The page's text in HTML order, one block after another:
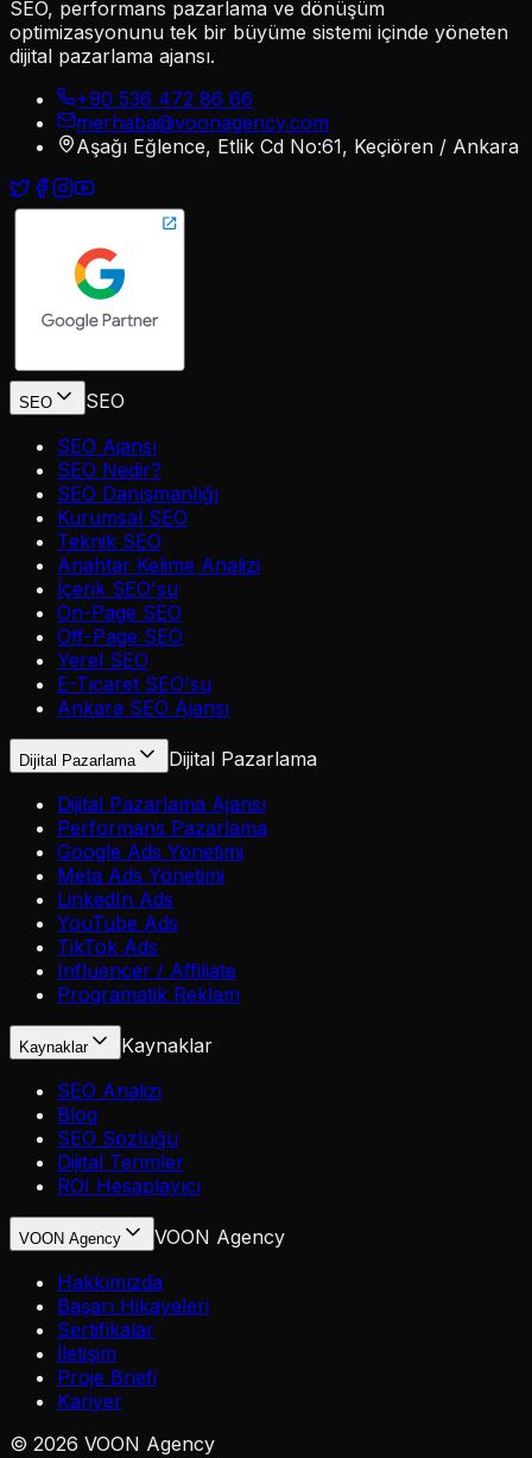
SEO, performans pazarlama ve dönüşüm
optimizasyonunu tek bir büyüme sistemi içinde yöneten
dijital pazarlama ajansı.
+90 536 472 86 66
merhaba@voonagency.com
Aşağı Eğlence, Etlik Cd No:61, Keçiören / Ankara
SEO
SEO
SEO Ajansı
SEO Nedir?
SEO Danışmanlığı
Kurumsal SEO
Teknik SEO
Anahtar Kelime Analizi
İçerik SEO'su
On-Page SEO
Off-Page SEO
Yerel SEO
E-Ticaret SEO'su
Ankara SEO Ajansı
Dijital Pazarlama
Dijital Pazarlama
Dijital Pazarlama Ajansı
Performans Pazarlama
Google Ads Yönetimi
Meta Ads Yönetimi
LinkedIn Ads
YouTube Ads
TikTok Ads
Influencer / Affiliate
Programatik Reklam
Kaynaklar
Kaynaklar
SEO Analizi
Blog
SEO Sözlüğü
Dijital Terimler
ROI Hesaplayıcı
VOON Agency
VOON Agency
Hakkımızda
Başarı Hikayeleri
Sertifikalar
İletişim
Proje Briefi
Kariyer
© 2026 VOON Agency